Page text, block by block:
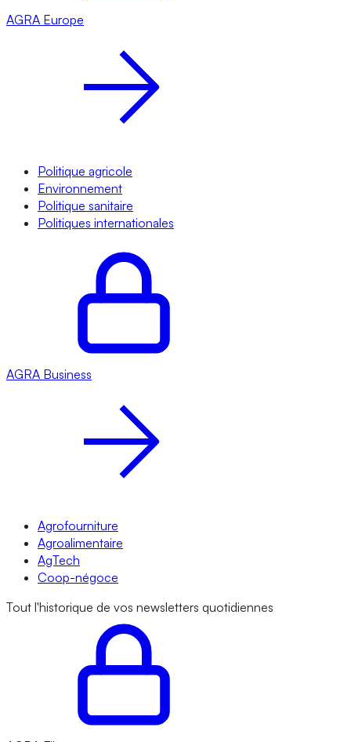
AGRA Europe
Politique agricole
Environnement
Politique sanitaire
Politiques internationales
AGRA Business
Agrofourniture
Agroalimentaire
AgTech
Coop-négoce
Tout l'historique de vos newsletters quotidiennes